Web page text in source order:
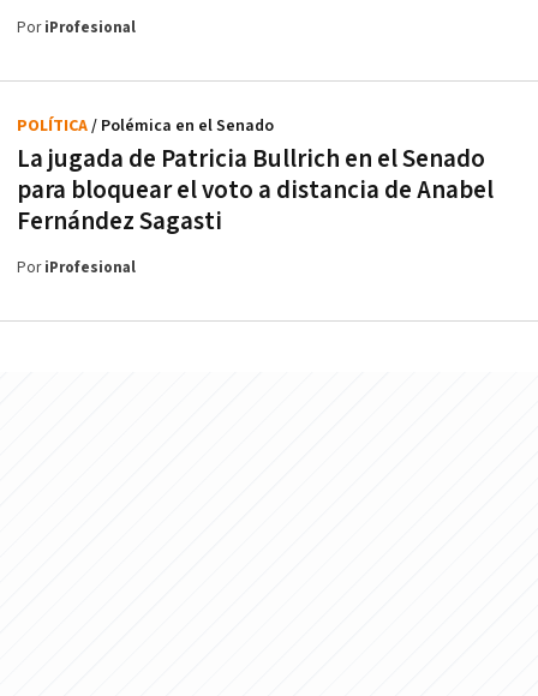
PoriProfesional
La jugada de Patricia Bullrich en el Senado
para bloquear el voto a distancia de Anabel
Fernández Sagasti
POLÍTICA/ Polémica en el Senado
PoriProfesional